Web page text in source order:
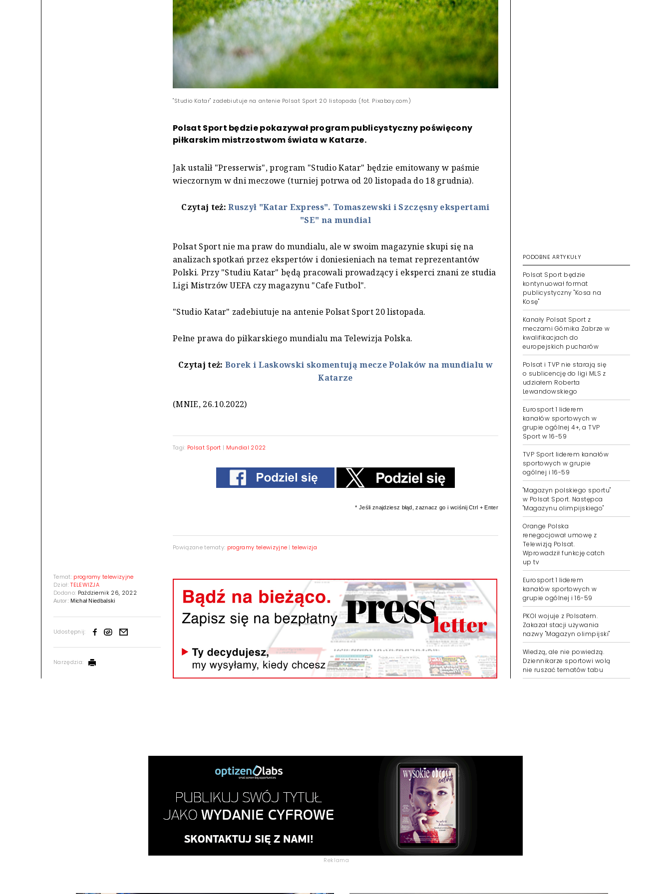
Temat: programy telewizyjne
Dział:TELEWIZJA
Dodano: Październik 26, 2022
Autor:Michał Niedbalski
Udostępnij:
Narzędzia:
"Studio Katar" zadebiutuje na antenie Polsat Sport 20 listopada (fot. Pixabay.com)
Polsat Sport będzie pokazywał program publicystyczny poświęcony
piłkarskim mistrzostwom świata w Katarze.
Jak ustalił "Presserwis", program "Studio Katar" będzie emitowany w paśmie
wieczornym w dni meczowe (turniej potrwa od 20 listopada do 18 grudnia).
Czytaj też:Ruszył "Katar Express". Tomaszewski i Szczęsny ekspertami
"SE" na mundial
Polsat Sport nie ma praw do mundialu, ale w swoim magazynie skupi się na
analizach spotkań przez ekspertów i doniesieniach na temat reprezentantów
Polski. Przy "Studiu Katar" będą pracowali prowadzący i eksperci znani ze studia
Ligi Mistrzów UEFA czy magazynu "Cafe Futbol".
"Studio Katar" zadebiutuje na antenie Polsat Sport 20 listopada.
Pełne prawa do piłkarskiego mundialu ma Telewizja Polska.
Czytaj też: Borek i Laskowski skomentują mecze Polaków na mundialu w
Katarze
(MNIE, 26.10.2022)
Tagi: Polsat Sport | Mundial 2022
* Jeśli znajdziesz błąd, zaznacz go i wciśnij Ctrl + Enter
Powiązane tematy: programy telewizyjne |telewizja
PODOBNE ARTYKUŁY
Polsat Sport będzie
kontynuował format
publicystyczny "Kosa na
Kosę"
Kanały Polsat Sport z
meczami Górnika Zabrze w
kwalifikacjach do
europejskich pucharów
Polsat i TVP nie starają się
o sublicencję do ligi MLS z
udziałem Roberta
Lewandowskiego
Eurosport 1 liderem
kanałów sportowych w
grupie ogólnej 4+, a TVP
Sport w 16-59
TVP Sport liderem kanałów
sportowych w grupie
ogólnej i 16-59
"Magazyn polskiego sportu"
w Polsat Sport. Następca
"Magazynu olimpijskiego"
Orange Polska
renegocjował umowę z
Telewizją Polsat.
Wprowadził funkcję catch
up tv
Eurosport 1 liderem
kanałów sportowych w
grupie ogólnej i 16-59
PKOl wojuje z Polsatem.
Zakazał stacji używania
nazwy "Magazyn olimpijski"
Wiedzą, ale nie powiedzą.
Dziennikarze sportowi wolą
nie ruszać tematów tabu
Reklama